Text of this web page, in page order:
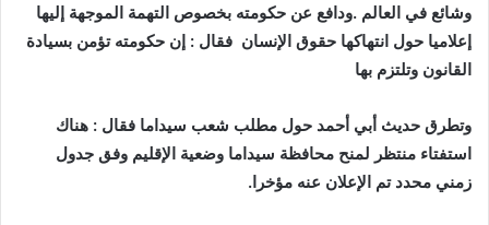
وشائع في العالم .ودافع عن حكومته بخصوص التهمة الموجهة إليها
إعلاميا حول انتهاكها حقوق الإنسان فقال : إن حكومته تؤمن بسيادة
القانون وتلتزم بها
وتطرق حديث أبي أحمد حول مطلب شعب سيداما فقال : هناك
استفتاء منتظر لمنح محافظة سيداما وضعية الإقليم وفق جدول
زمني محدد تم الإعلان عنه مؤخرا.